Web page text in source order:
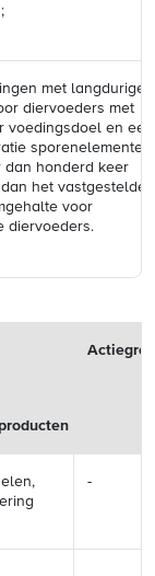
met langdurige
diervoeders met
voedingsdoel en een
sporenelementen
dan honderd keer
het vastgestelde
voor
diervoeders.
-